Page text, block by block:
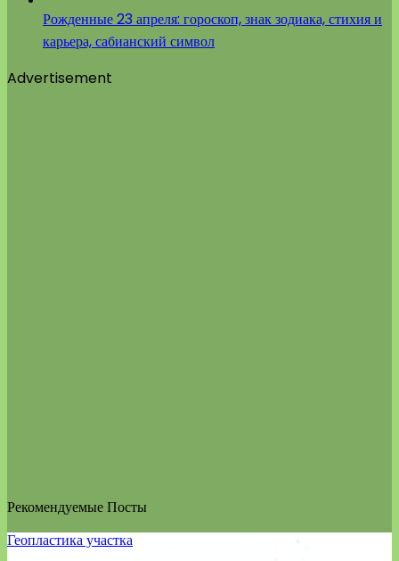
Рожденные 23 апреля: гороскоп, знак зодиака, стихия и
карьера, сабианский символ
Advertisement
Рекомендуемые Посты
Геопластика участка